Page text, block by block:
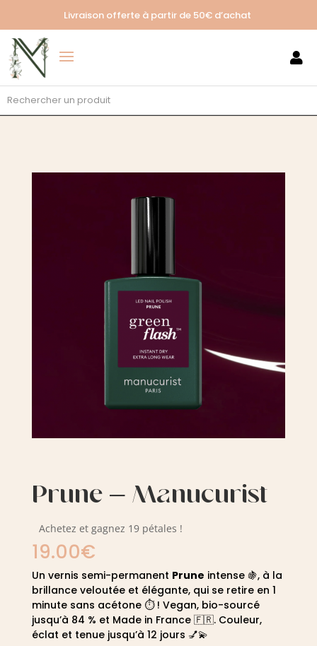
Livraison offerte à partir de 50€ d’achat

Prune – Manucurist
Achetez et gagnez 19 pétales !
19.00€
Un vernis semi-permanent Prune intense 🍇, à la
brillance veloutée et élégante, qui se retire en 1
minute sans acétone ⏱️ ! Vegan, bio-sourcé
jusqu’à 84 % et Made in France 🇫🇷. Couleur,
éclat et tenue jusqu’à 12 jours 💅💫